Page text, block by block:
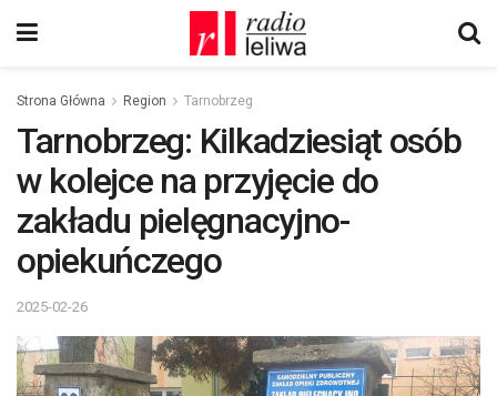
Strona Główna Region Tarnobrzeg
Tarnobrzeg: Kilkadziesiąt osób
w kolejce na przyjęcie do
zakładu pielęgnacyjno-
opiekuńczego
2025-02-26